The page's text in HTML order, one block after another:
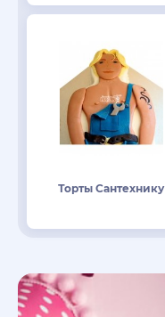
Торты Сантехнику